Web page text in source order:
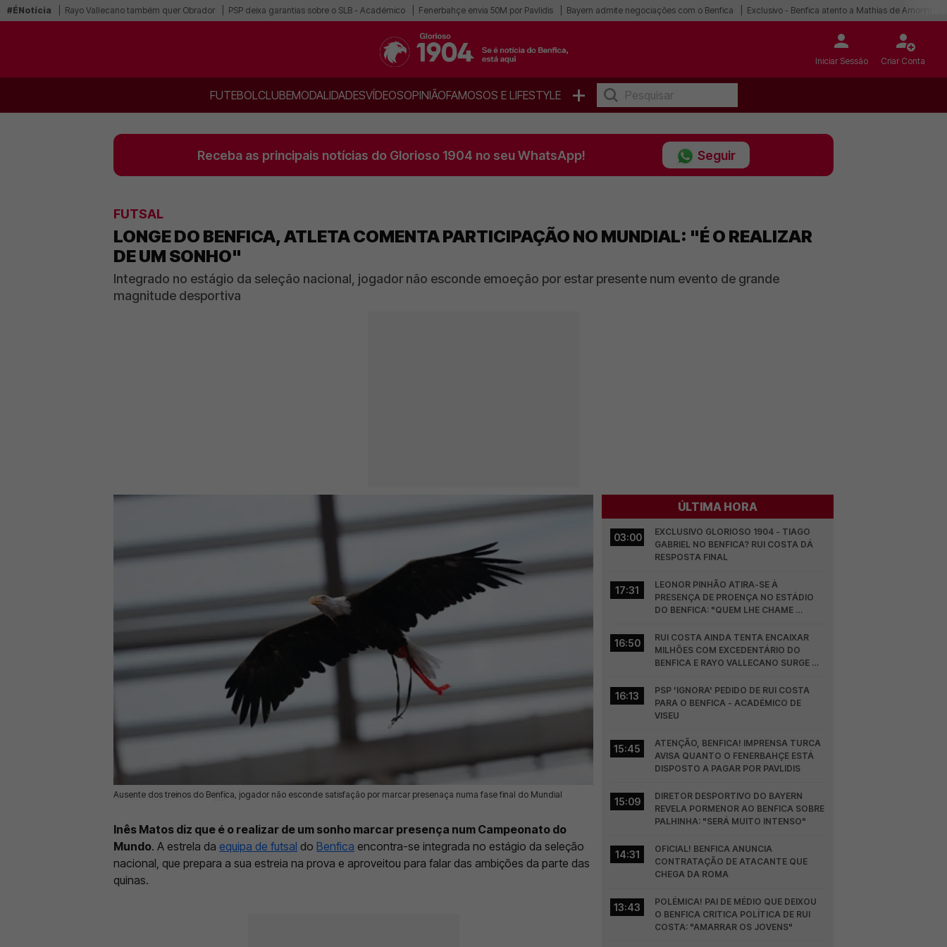
#ÉNotícia Rayo Vallecano também quer Obrador PSP deixa garantias sobre o SLB - Académico Fenerbahçe envia 50M por Pavlidis Bayern admite negociações com o Benfica Exclusivo - Benfica atento a Mathias de Amorim
Iniciar Sessão Criar Conta
FUTEBOLCLUBEMODALIDADESVÍDEOSOPINIÃOFAMOSOS E LIFESTYLE +
Receba as principais notícias do Glorioso 1904 no seu WhatsApp! Seguir
FUTSAL
LONGE DO BENFICA, ATLETA COMENTA PARTICIPAÇÃO NO MUNDIAL: "É O REALIZAR
DE UM SONHO"
Integrado no estágio da seleção nacional, jogador não esconde emoeção por estar presente num evento de grande
magnitude desportiva
Ausente dos treinos do Benfica, jogador não esconde satisfação por marcar presenaça numa fase final do Mundial
19 Nov 2025 | 18:45 | 0
Inês Matos diz que é o realizar de um sonho marcar presença num Campeonato do
Mundo. A estrela da equipa de futsal do Benfica encontra-se integrada no estágio da seleção
nacional, que prepara a sua estreia na prova e aproveitou para falar das ambições da parte das
quinas.
ÚLTIMA HORA
03:00
EXCLUSIVO GLORIOSO 1904 - TIAGO
GABRIEL NO BENFICA? RUI COSTA DÁ
RESPOSTA FINAL
17:31
LEONOR PINHÃO ATIRA-SE À
PRESENÇA DE PROENÇA NO ESTÁDIO
DO BENFICA: "QUEM LHE CHAME
16:50
RUI COSTA AINDA TENTA ENCAIXAR
MILHÕES COM EXCEDENTÁRIO DO
BENFICA E RAYO VALLECANO SURGE NA
16:13
PSP 'IGNORA' PEDIDO DE RUI COSTA
PARA O BENFICA - ACADÉMICO DE
VISEU
15:45
ATENÇÃO, BENFICA! IMPRENSA TURCA
AVISA QUANTO O FENERBAHÇE ESTÁ
DISPOSTO A PAGAR POR PAVLIDIS
15:09
DIRETOR DESPORTIVO DO BAYERN
REVELA PORMENOR AO BENFICA SOBRE
PALHINHA: "SERÁ MUITO INTENSO"
14:31
OFICIAL! BENFICA ANUNCIA
CONTRATAÇÃO DE ATACANTE QUE
CHEGA DA ROMA
13:43
POLÉMICA! PAI DE MÉDIO QUE DEIXOU
O BENFICA CRITICA POLÍTICA DE RUI
COSTA: "AMARRAR OS JOVENS"